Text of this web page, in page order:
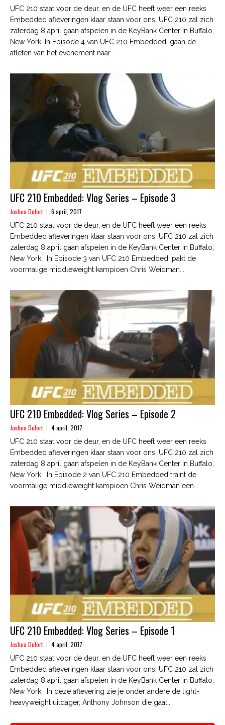
UFC 210 staat voor de deur, en de UFC heeft weer een reeks
Embedded afleveringen klaar staan voor ons. UFC 210 zal zich
zaterdag 8 april gaan afspelen in de KeyBank Center in Buffalo,
New York. In Episode 4 van UFC 210 Embedded, gaan de
atleten van het evenement naar...
UFC 210 Embedded: Vlog Series – Episode 3
Joshua Dufort 6 april, 2017
UFC 210 staat voor de deur, en de UFC heeft weer een reeks
Embedded afleveringen klaar staan voor ons. UFC 210 zal zich
zaterdag 8 april gaan afspelen in de KeyBank Center in Buffalo,
New York. In Episode 3 van UFC 210 Embedded, pakt de
voormalige middleweight kampioen Chris Weidman...
UFC 210 Embedded: Vlog Series – Episode 2
Joshua Dufort 4 april, 2017
UFC 210 staat voor de deur, en de UFC heeft weer een reeks
Embedded afleveringen klaar staan voor ons. UFC 210 zal zich
zaterdag 8 april gaan afspelen in de KeyBank Center in Buffalo,
New York. In Episode 2 van UFC 210 Embedded traint de
voormalige middleweight kampioen Chris Weidman een...
UFC 210 Embedded: Vlog Series – Episode 1
Joshua Dufort 4 april, 2017
UFC 210 staat voor de deur, en de UFC heeft weer een reeks
Embedded afleveringen klaar staan voor ons. UFC 210 zal zich
zaterdag 8 april gaan afspelen in de KeyBank Center in Buffalo,
New York. In deze aflevering zie je onder andere de light-
heavyweight uitdager, Anthony Johnson die gaat...